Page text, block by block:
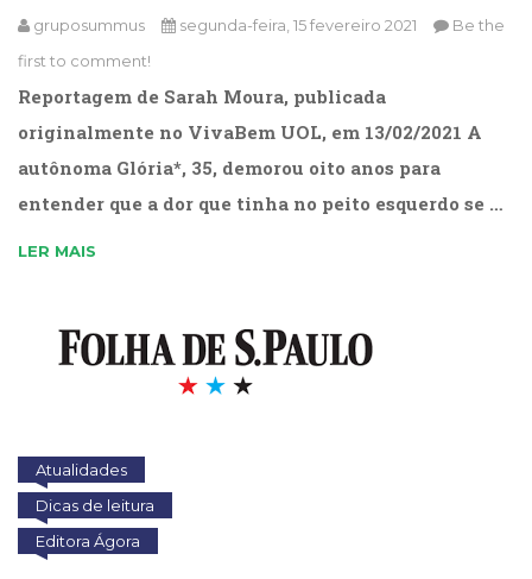
gruposummus segunda-feira, 15 fevereiro 2021
Be the
first to comment!
Reportagem de Sarah Moura, publicada
originalmente no VivaBem UOL, em 13/02/2021 A
autônoma Glória*, 35, demorou oito anos para
entender que a dor que tinha no peito esquerdo se …
LER MAIS
Atualidades
Dicas de leitura
Editora Ágora